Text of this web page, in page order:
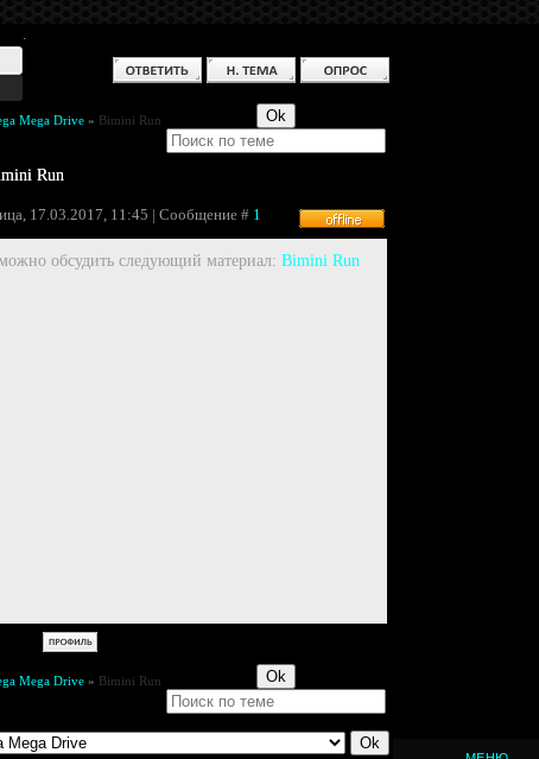
.
Mega Drive » Bimini Run
Run
17.03.2017, 11:45 | Сообщение # 1
обсудить следующий материал: Bimini Run
Mega Drive » Bimini Run